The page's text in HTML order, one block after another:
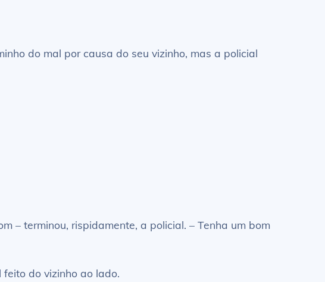
do mal por causa do seu vizinho, mas a policial
– terminou, rispidamente, a policial. – Tenha um bom
do vizinho ao lado.